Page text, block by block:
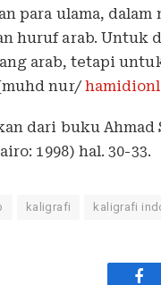
para ulama,
huruf arab. Untuk
arab, tetapi
nur/
dari buku Ahmad
1998) hal. 30-33.
kaligrafi kaligrafi